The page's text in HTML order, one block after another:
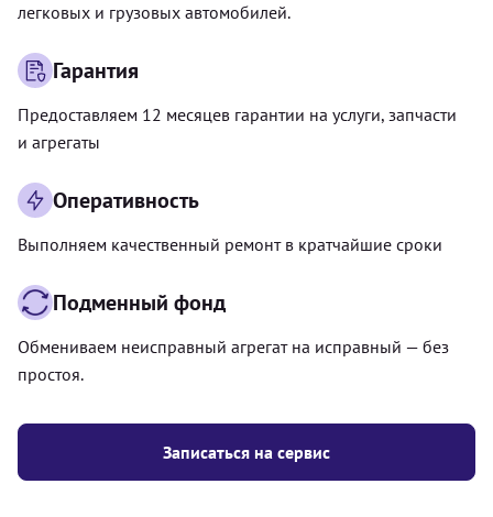
Записаться на сервис
легковых и грузовых автомобилей.
Гарантия
Предоставляем 12 месяцев гарантии на услуги, запчасти
и агрегаты
Оперативность
Выполняем качественный ремонт в кратчайшие сроки
Подменный фонд
Обмениваем неисправный агрегат на исправный — без
простоя.